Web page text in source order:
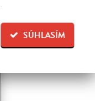
SÚHLASÍM
na sklade
novinka